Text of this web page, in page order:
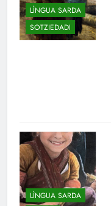
LÌNGUA SARDA
SOTZIEDADI
LÌNGUA SARDA